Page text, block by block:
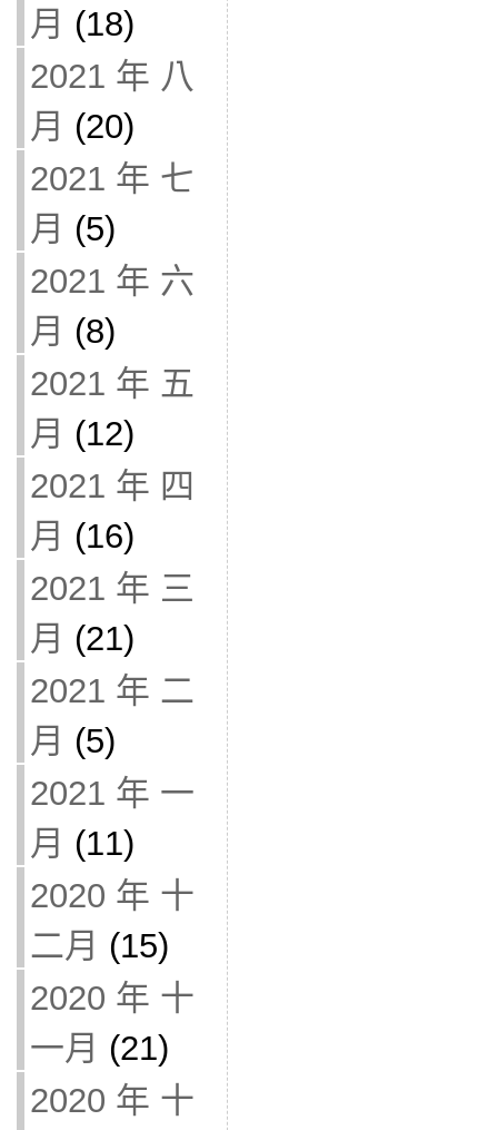
月 (18)
2021 年 八
月 (20)
2021 年 七
月 (5)
2021 年 六
月 (8)
2021 年 五
月 (12)
2021 年 四
月 (16)
2021 年 三
月 (21)
2021 年 二
月 (5)
2021 年 一
月 (11)
2020 年 十
二月 (15)
2020 年 十
一月 (21)
2020 年 十